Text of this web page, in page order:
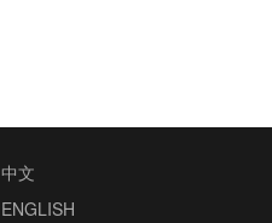
中文
ENGLISH